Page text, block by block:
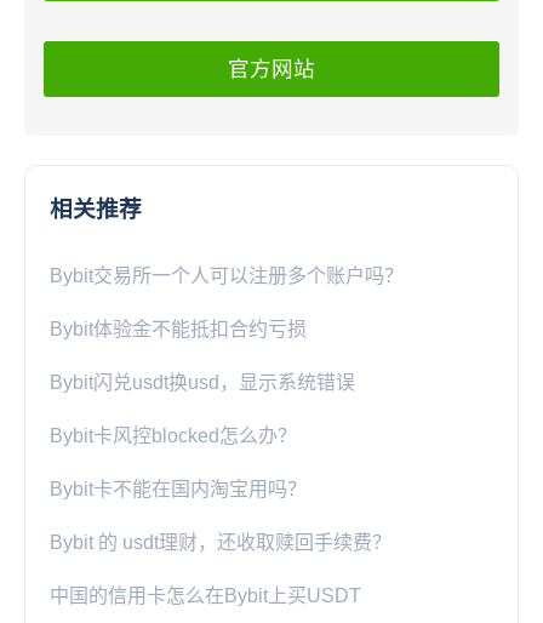
官方网站
相关推荐
Bybit交易所一个人可以注册多个账户吗？
Bybit体验金不能抵扣合约亏损
Bybit闪兑usdt换usd，显示系统错误
Bybit卡风控blocked怎么办？
Bybit卡不能在国内淘宝用吗？
Bybit 的 usdt理财，还收取赎回手续费？
中国的信用卡怎么在Bybit上买USDT